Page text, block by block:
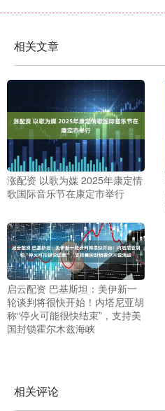
相关文章
涨配资 以歌为媒 2025年康定情
歌国际音乐节在康定市举行
启云配资 巴基斯坦：美伊新一
轮谈判将很快开始！内塔尼亚胡
称“停火可能很快结束”，支持美
国封锁霍尔木兹海峡
相关评论